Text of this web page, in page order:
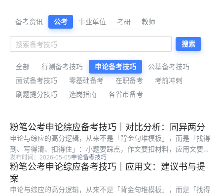
公考备考资料与公告解读
备考资讯 公考 事业单位 考研 教师
搜索
全部 行测备考技巧 申论备考技巧
公基备考技巧
面试备考技巧
零基础备考 在职备考
考前冲刺
刷题提分技巧
选岗指南 各省市备考
最新公考备考资料
粉笔公考申论综应备考技巧｜对比分析：同异两分
申论与综应的高分逻辑，从来不是「背金句堆模板」，而是「找得
到、写得清、扣得住」：小题要踩点，作文要扣材料，应用文要顾
格式与对象。很多在职考生时间有限，更容易陷入「练了很多篇却
提分慢」：常见根因是要么通读材料浪费时间，要么要点合并过
度、要么书...
发布时间：2026-05-05申论备考技巧
粉笔公考申论综应备考技巧｜应用文：建议书与提
案
申论与综应的高分逻辑，从来不是「背金句堆模板」，而是「找得